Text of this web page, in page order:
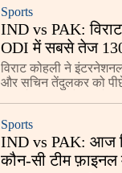
Sports
IND vs PAK:
ODI में सबसे तेज
विराट कोहली ने
और सचिन तेंदुलकर को
Sports
IND vs PAK: आज
कौन-सी टीम फ़ाइनल